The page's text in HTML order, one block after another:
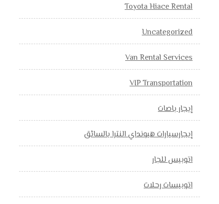
Toyota Hiace Rental
Uncategorized
Van Rental Services
VIP Transportation
إيجار باصات
إيجارسيارات هيونداي النترا بالسائق
اتوبيس للجار
اتوبيسات رحلات